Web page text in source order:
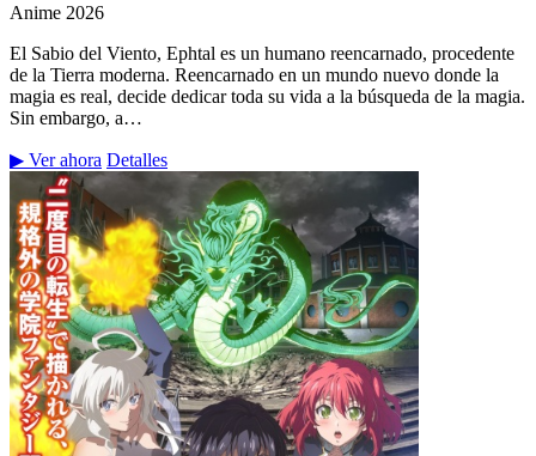
Anime 2026
El Sabio del Viento, Ephtal es un humano reencarnado, procedente
de la Tierra moderna. Reencarnado en un mundo nuevo donde la
magia es real, decide dedicar toda su vida a la búsqueda de la magia.
Sin embargo, a…
▶ Ver ahora Detalles